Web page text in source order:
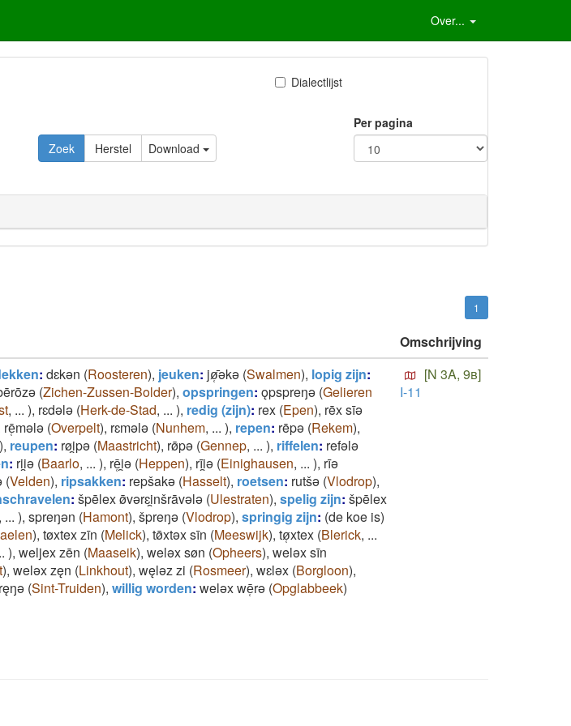
Over...
Dialectlijst
Zoek Herstel Download
Per pagina
1
Omschrijving
: dɛkǝn (Roosteren), jeuken: jø̜̄ǝkǝ (Swalmen), lopig zijn:
(Zichen-Zussen-Bolder), opspringen: ǫpspreŋǝ (Gelieren
, ... ), rɛdǝlǝ (Herk-de-Stad, ... ), redig (zijn): rex (Epen), rēx sīǝ
rē̜mǝlǝ (Overpelt), rɛmǝlǝ (Nunhem, ... ), repen: rēpǝ (Rekem),
), reupen: røi̯pǝ (Maastricht), rø̄pǝ (Gennep, ... ), riffelen: refǝlǝ
: rii̯ǝ (Baarlo, ... ), rē̜i̯ǝ (Heppen), rīi̯ǝ (Einighausen, ... ), rīǝ
(Velden), ripsakken: repšakǝ (Hasselt), roetsen: rutšǝ (Vlodrop),
: špēlex ø̄vǝrɛi̯nšrāvǝlǝ (Ulestraten), spelig zijn: špēlex
, ... ), spreŋǝn (Hamont), špreŋǝ (Vlodrop), springig zijn: (de koe is)
), tøxtex zīn (Melick), tø̄xtǝx sīn (Meeswijk), tø̜xtex (Blerick, ...
), weljex zēn (Maaseik), welǝx søn (Opheers), welǝx sīn
), welǝx zęn (Linkhout), węlǝz zi (Rosmeer), wɛlǝx (Borgloon),
(Sint-Truiden), willig worden: welǝx wē̜rǝ (Opglabbeek)
[N 3A, 9b]
I-11